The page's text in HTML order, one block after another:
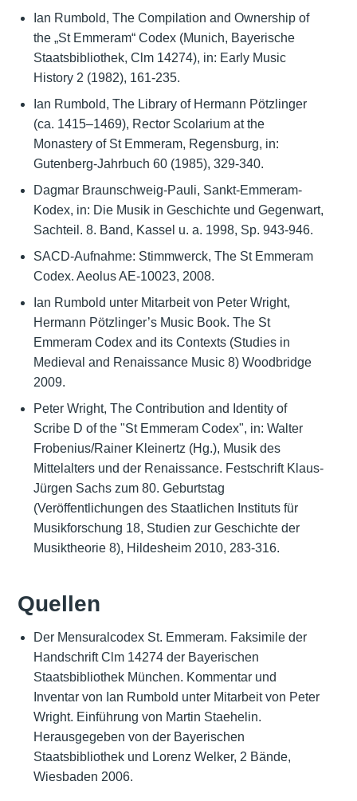
Ian Rumbold, The Compilation and Ownership of
the „St Emmeram“ Codex (Munich, Bayerische
Staatsbibliothek, Clm 14274), in: Early Music
History 2 (1982), 161-235.
Ian Rumbold, The Library of Hermann Pötzlinger
(ca. 1415–1469), Rector Scolarium at the
Monastery of St Emmeram, Regensburg, in:
Gutenberg-Jahrbuch 60 (1985), 329-340.
Dagmar Braunschweig-Pauli, Sankt-Emmeram-
Kodex, in: Die Musik in Geschichte und Gegenwart,
Sachteil. 8. Band, Kassel u. a. 1998, Sp. 943-946.
SACD-Aufnahme: Stimmwerck, The St Emmeram
Codex. Aeolus AE-10023, 2008.
Ian Rumbold unter Mitarbeit von Peter Wright,
Hermann Pötzlinger’s Music Book. The St
Emmeram Codex and its Contexts (Studies in
Medieval and Renaissance Music 8) Woodbridge
2009.
Peter Wright, The Contribution and Identity of
Scribe D of the "St Emmeram Codex", in: Walter
Frobenius/Rainer Kleinertz (Hg.), Musik des
Mittelalters und der Renaissance. Festschrift Klaus-
Jürgen Sachs zum 80. Geburtstag
(Veröffentlichungen des Staatlichen Instituts für
Musikforschung 18, Studien zur Geschichte der
Musiktheorie 8), Hildesheim 2010, 283-316.
Quellen
Der Mensuralcodex St. Emmeram. Faksimile der
Handschrift Clm 14274 der Bayerischen
Staatsbibliothek München. Kommentar und
Inventar von Ian Rumbold unter Mitarbeit von Peter
Wright. Einführung von Martin Staehelin.
Herausgegeben von der Bayerischen
Staatsbibliothek und Lorenz Welker, 2 Bände,
Wiesbaden 2006.